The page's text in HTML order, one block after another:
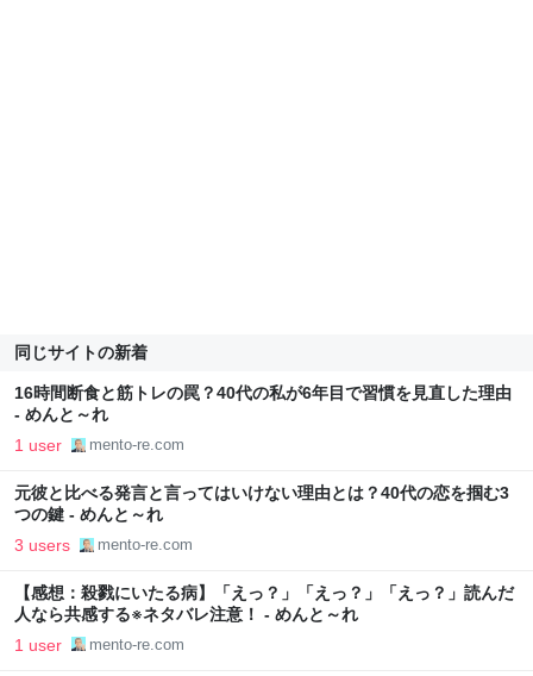
同じサイトの新着
16時間断食と筋トレの罠？40代の私が6年目で習慣を見直した理由
- めんと～れ
1 user mento-re.com
元彼と比べる発言と言ってはいけない理由とは？40代の恋を掴む3
つの鍵 - めんと～れ
3 users mento-re.com
【感想：殺戮にいたる病】「えっ？」「えっ？」「えっ？」読んだ
人なら共感する※ネタバレ注意！ - めんと～れ
1 user mento-re.com